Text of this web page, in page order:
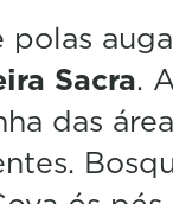
polas
Sacra.
das